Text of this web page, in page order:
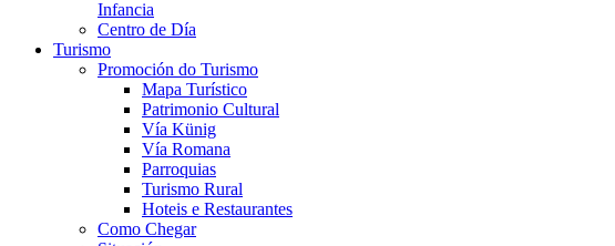
Infancia
Centro de Día
Turismo
Promoción do Turismo
Mapa Turístico
Patrimonio Cultural
Vía Künig
Vía Romana
Parroquias
Turismo Rural
Hoteis e Restaurantes
Como Chegar